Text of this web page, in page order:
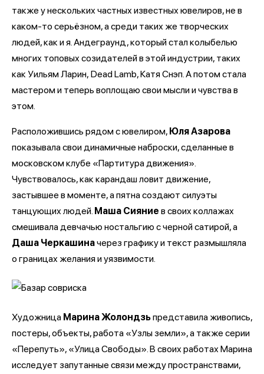
также у нескольких частных известных ювелиров, не в
каком-то серьёзном, а среди таких же творческих
людей, как и я. Андеграунд, который стал колыбелью
многих топовых созидателей в этой индустрии, таких
как Уильям Ларин, Dead Lamb, Катя Снэп. А потом стала
мастером и теперь воплощаю свои мысли и чувства в
этом.
Расположившись рядом с ювелиром, Юля Азарова
показывала свои динамичные наброски, сделанные в
московском клубе «Партитура движения».
Чувствовалось, как карандаш ловит движение,
застывшее в моменте, а пятна создают силуэты
танцующих людей. Маша Сияние в своих коллажах
смешивала девчачью ностальгию с черной сатирой, а
Даша Черкашиначерез графику и текст размышляла
о границах желания и уязвимости.
Художница Марина Жолондзьпредставила живопись,
постеры, объекты, работа «Узлы земли», а также серии
«Перепуть», «Улица Свободы». В своих работах Марина
исследует запутанные связи между пространствами,